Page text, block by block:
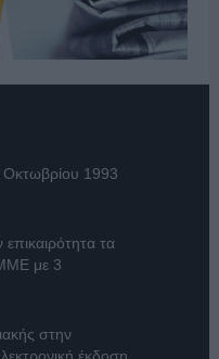
Οκτωβρίου 1993
τα
με 3
στην